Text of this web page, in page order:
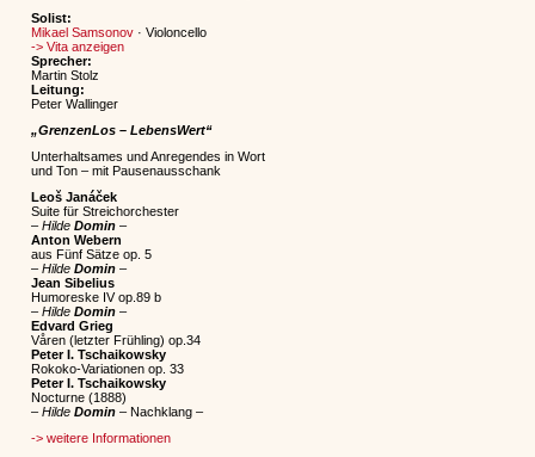
Solist:
Mikael Samsonov · Violoncello
-> Vita anzeigen
Sprecher:
Martin Stolz
Leitung:
Peter Wallinger
„GrenzenLos – LebensWert“
Unterhaltsames und Anregendes in Wort
und Ton – mit Pausenausschank
Leoš Janáček
Suite für Streichorchester
–HildeDomin –
Anton Webern
aus Fünf Sätze op. 5
–HildeDomin –
Jean Sibelius
Humoreske IV op.89 b
–HildeDomin –
Edvard Grieg
Våren (letzter Frühling) op.34
Peter I. Tschaikowsky
Rokoko-Variationen op. 33
Peter I. Tschaikowsky
Nocturne (1888)
–HildeDomin – Nachklang –
-> weitere Informationen